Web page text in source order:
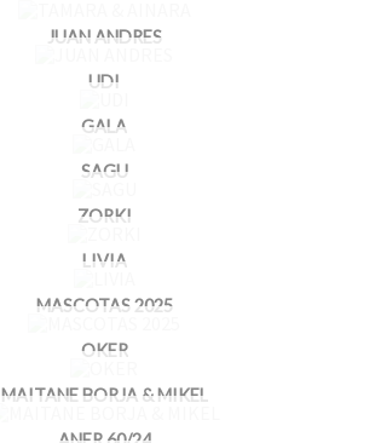
JUAN ANDRES
UDI
GALA
SAGU
ZORKI
LIVIA
MASCOTAS 2025
OKER
MAITANE BORJA & MIKEL